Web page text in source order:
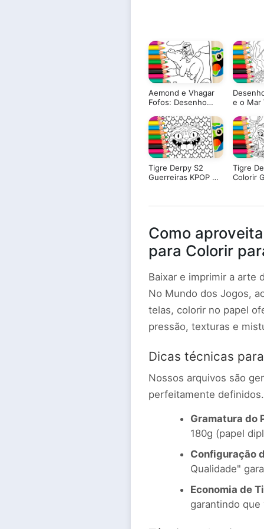
Aemond e Vhagar
Fofos: Desenho
e o Mar
Tigre Derpy S2
Guerreiras KPOP ▷
Tigre
Colorir
Como
para Colorir
Baixar e imprimir a arte
No Mundo dos Jogos,
telas, colorir no papel
pressão, texturas e
Dicas técnicas
Nossos arquivos são
perfeitamente
Gramatura do
180g (papel
Configuração
Qualidade"
Economia de
garantindo